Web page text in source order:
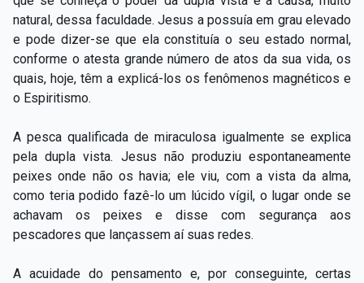
natural, dessa faculdade. Jesus a possuía em grau elevado
e pode dizer-se que ela constituía o seu estado normal,
conforme o atesta grande número de atos da sua vida, os
quais, hoje, têm a explicá-los os fenômenos magnéticos e
o Espiritismo.
A pesca qualificada de miraculosa igualmente se explica
pela dupla vista. Jesus não produziu espontaneamente
peixes onde não os havia; ele viu, com a vista da alma,
como teria podido fazê-lo um lúcido vígil, o lugar onde se
achavam os peixes e disse com segurança aos
pescadores que lançassem aí suas redes.
A acuidade do pensamento e, por conseguinte, certas